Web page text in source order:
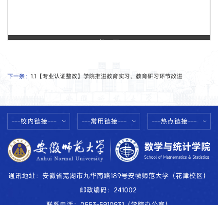
第 1 页
下一条： 1.1【专业认证整改】学院推进教育实习、教育研习环节改进
---校内链接--- ---常用链接--- ---热点链接---
通讯地址：安徽省芜湖市九华南路189号安徽师范大学（花津校区）
邮政编码：241002